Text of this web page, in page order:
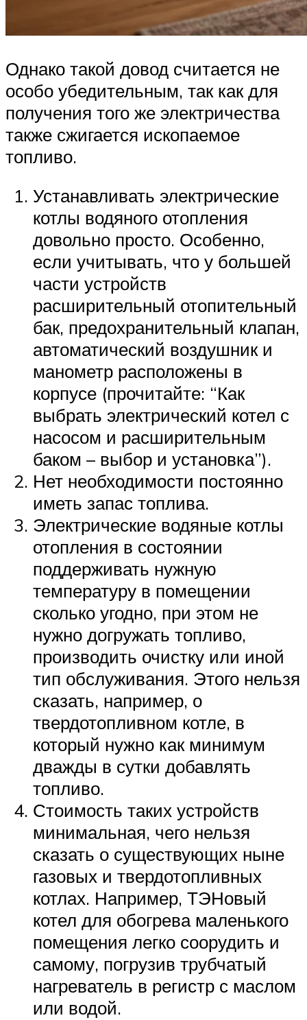
Однако такой довод считается не
особо убедительным, так как для
получения того же электричества
также сжигается ископаемое
топливо.
Устанавливать электрические
котлы водяного отопления
довольно просто. Особенно,
если учитывать, что у большей
части устройств
расширительный отопительный
бак, предохранительный клапан,
автоматический воздушник и
манометр расположены в
корпусе (прочитайте: “Как
выбрать электрический котел с
насосом и расширительным
баком – выбор и установка”).
Нет необходимости постоянно
иметь запас топлива.
Электрические водяные котлы
отопления в состоянии
поддерживать нужную
температуру в помещении
сколько угодно, при этом не
нужно догружать топливо,
производить очистку или иной
тип обслуживания. Этого нельзя
сказать, например, о
твердотопливном котле, в
который нужно как минимум
дважды в сутки добавлять
топливо.
Стоимость таких устройств
минимальная, чего нельзя
сказать о существующих ныне
газовых и твердотопливных
котлах. Например, ТЭНовый
котел для обогрева маленького
помещения легко соорудить и
самому, погрузив трубчатый
нагреватель в регистр с маслом
или водой.